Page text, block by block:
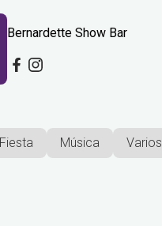
Bernardette Show Bar
Fiesta Música Varios